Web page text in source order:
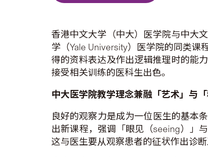
香港中文大学（中大）医学院与中大
学（Yale University）医学院的同类
得的资料表达及作出逻辑推理时的能
接受相关训练的医科生出色。
中大医学院教学理念兼融「艺术」与「
良好的观察力是成为一位医生的基本
出新课程，强调「眼见（seeing）」
这与医生要从观察患者的征状作出诊